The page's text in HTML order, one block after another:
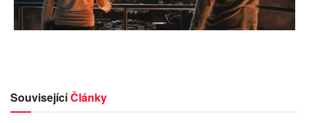
SouvisejícíČlánky